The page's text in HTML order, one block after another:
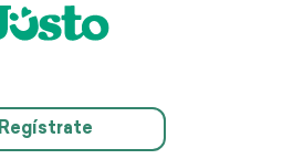
Regístrate